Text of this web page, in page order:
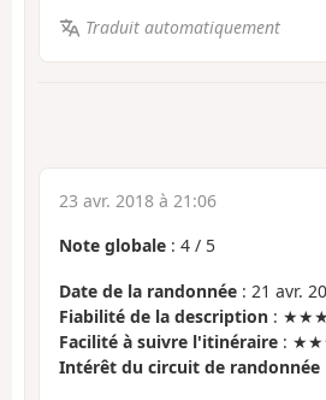
Traduit automatiquement
23 avr. 2018 à 21:06
Note globale : 4 / 5
Date de la randonnée : 21 avr.
Fiabilité de la description :
Facilité à suivre l'itinéraire :
Intérêt du circuit de randonnée